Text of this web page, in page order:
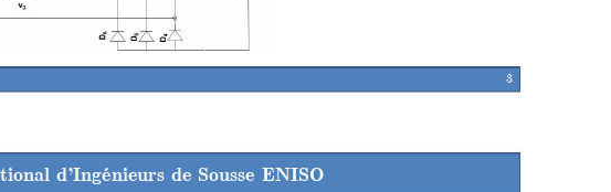
3
d’Ingénieurs de Sousse ENISO